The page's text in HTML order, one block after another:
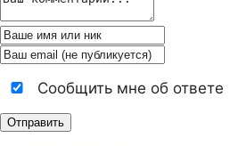
Сообщить мне об ответе